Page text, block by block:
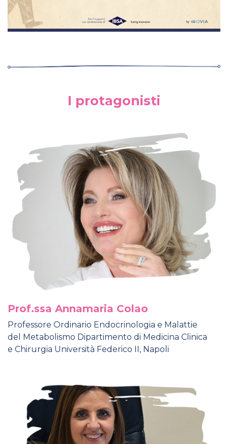
Video
I protagonisti
Prof.ssa Annamaria Colao
Professore Ordinario Endocrinologia e Malattie
del Metabolismo Dipartimento di Medicina Clinica
e Chirurgia Università Federico II, Napoli